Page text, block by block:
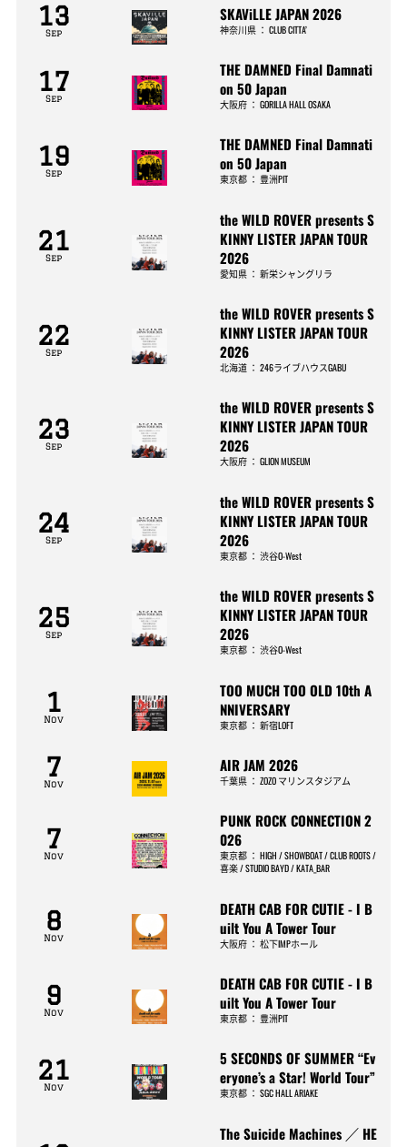
13
Sep
SKAViLLE JAPAN 2026
神奈川県 ：CLUB CITTA’
17
Sep
THE DAMNED Final Damnati
on 50 Japan
大阪府 ：GORILLA HALL OSAKA
19
Sep
THE DAMNED Final Damnati
on 50 Japan
東京都 ：豊洲PIT
21
Sep
the WILD ROVER presents S
KINNY LISTER JAPAN TOUR
2026
愛知県 ：新栄シャングリラ
22
Sep
the WILD ROVER presents S
KINNY LISTER JAPAN TOUR
2026
北海道 ：246ライブハウスGABU
23
Sep
the WILD ROVER presents S
KINNY LISTER JAPAN TOUR
2026
大阪府 ：GLION MUSEUM
24
Sep
the WILD ROVER presents S
KINNY LISTER JAPAN TOUR
2026
東京都 ：渋谷O-West
25
Sep
the WILD ROVER presents S
KINNY LISTER JAPAN TOUR
2026
東京都 ：渋谷O-West
1
Nov
TOO MUCH TOO OLD 10th A
NNIVERSARY
東京都 ：新宿LOFT
7
Nov
AIR JAM 2026
千葉県 ：ZOZO マリンスタジアム
7
Nov
PUNK ROCK CONNECTION 2
026
東京都 ：HIGH / SHOWBOAT / CLUB ROOTS /
喜楽 / STUDIO BAYD / KATA_BAR
8
Nov
DEATH CAB FOR CUTIE - I B
uilt You A Tower Tour
大阪府 ：松下IMPホール
9
Nov
DEATH CAB FOR CUTIE - I B
uilt You A Tower Tour
東京都 ：豊洲PIT
21
Nov
5 SECONDS OF SUMMER “Ev
eryone’s a Star! World Tour”
東京都 ：SGC HALL ARIAKE
The Suicide Machines ／ HE